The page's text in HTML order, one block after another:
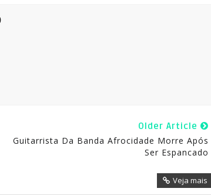
Older Article
Guitarrista Da Banda Afrocidade Morre Após
Ser Espancado
Veja mais